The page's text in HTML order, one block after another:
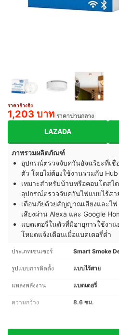
ราคาอ้างอิง
1,203 บาท ราคาปานกลาง
LAZADA
ภาพรวมผลิตภัณฑ์
อุปกรณ์ตรวจจับควันอัจฉริยะที่เชื่
ตัว โดยไม่ต้องใช้งานร่วมกับ Hub
เหมาะสำหรับบ้านหรือคอนโดสไ
อุปกรณ์ตรวจจับควันไฟแบบไร้สา
เตือนภัยด้วยสัญญาณเสียงและไฟ
เสียงผ่าน Alexa และ Google
แบตเตอรี่ในตัวที่มีอายุการใช้งา
โหมดแจ้งเตือนเมื่อแบตเตอรี่ต่ำ
ประเภทเซนเซอร์ Smart Smoke
รูปแบบการติดตั้ง แบบไร้สาย
แหล่งพลังงาน แบตเตอรี่
ความกว้าง 8.6 ซม.